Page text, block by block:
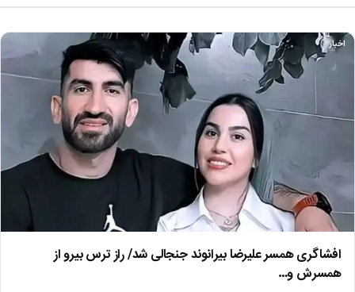
اخبار
افشاگری همسر علیرضا بیرانوند جنجالی شد/ راز ترس بیرو از
همسرش و…